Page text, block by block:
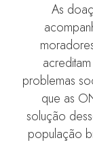
As
problemas
que as
solução
população